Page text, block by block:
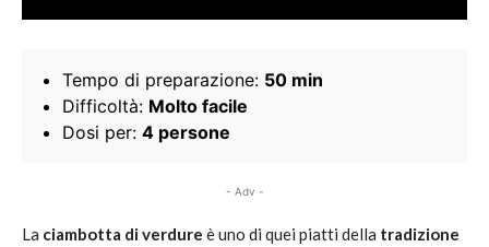
Tempo di preparazione: 50 min
Difficoltà: Molto facile
Dosi per: 4 persone
- Adv -
La ciambotta di verdure è uno di quei piatti della tradizione